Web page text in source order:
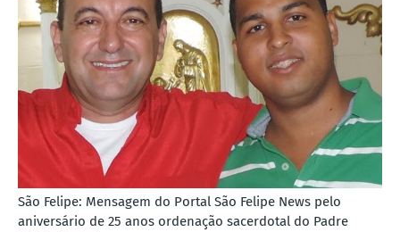
São Felipe: Mensagem do Portal São Felipe News pelo
aniversário de 25 anos ordenação sacerdotal do Padre